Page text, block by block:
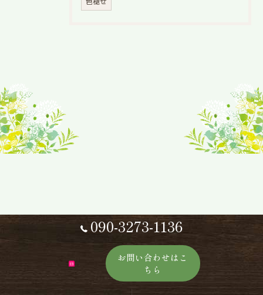
090-3273-1136
お問い合わせはこ
ちら